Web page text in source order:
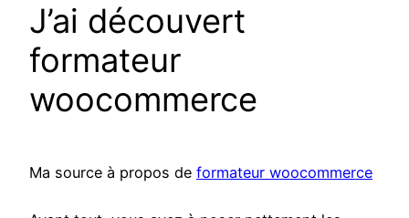
J’ai découvert
formateur
woocommerce
Ma source à propos de formateur woocommerce